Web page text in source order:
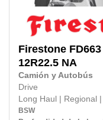
Firestone FD663
12R22.5 NA
Camión y Autobús
Drive
Long Haul
Regional
BSW